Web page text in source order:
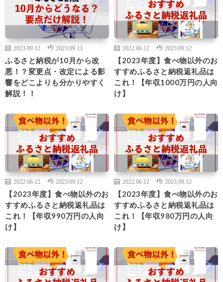
2023.09.12 2023.09.13
ふるさと納税が10月から改
悪！？変更点・改定による影
響をどこよりも分かりやすく
解説！！
2022.06.12 2023.09.12
【2023年度】食べ物以外のお
すすめふるさと納税返礼品は
これ！【年収1000万円の人向
け】
2022.06.12 2023.09.12
【2023年度】食べ物以外のお
すすめふるさと納税返礼品は
これ！【年収990万円の人向
け】
2022.06.12 2023.09.12
【2023年度】食べ物以外のお
すすめふるさと納税返礼品は
これ！【年収980万円の人向
け】